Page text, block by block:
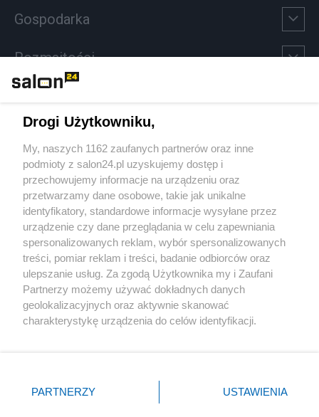
Gospodarka
Rozmaitości
Sport
Społeczeństwo
Kultura
X Facebook Instagram Youtube
Drogi Użytkowniku,
My, naszych 1162 zaufanych partnerów oraz inne
podmioty z salon24.pl uzyskujemy dostęp i
przechowujemy informacje na urządzeniu oraz
przetwarzamy dane osobowe, takie jak unikalne
identyfikatory, standardowe informacje wysyłane przez
urządzenie czy dane przeglądania w celu zapewniania
spersonalizowanych reklam, wybór spersonalizowanych
treści, pomiar reklam i treści, badanie odbiorców oraz
ulepszanie usług. Za zgodą Użytkownika my i Zaufani
Partnerzy możemy używać dokładnych danych
geolokalizacyjnych oraz aktywnie skanować
charakterystykę urządzenia do celów identyfikacji.
zmienić/wycofać klikając przycisk ustawień prywatności
znajdujący się w lewym dolnym rogu strony
PARTNERZY USTAWIENIA